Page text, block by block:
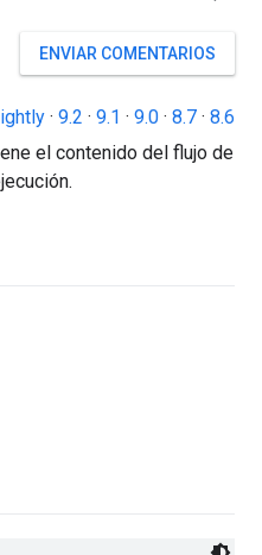
ENVIAR COMENTARIOS
· 9.2 · 9.1 · 9.0 · 8.7 · 8.6
el contenido del flujo de